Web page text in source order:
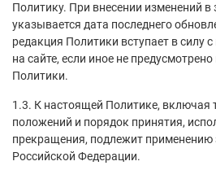
Политику. При внесении изменений в
указывается дата последнего
редакция Политики вступает в силу
на сайте, если иное не
Политики.
1.3. К настоящей Политике, включая
положений и порядок принятия,
прекращения, подлежит применению
Российской Федерации.